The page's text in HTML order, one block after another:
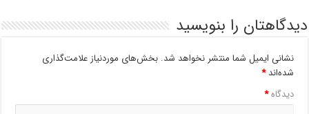
دیدگاهتان را بنویسید
نشانی ایمیل شما منتشر نخواهد شد. بخش‌های موردنیاز علامت‌گذاری
شده‌اند*
دیدگاه*